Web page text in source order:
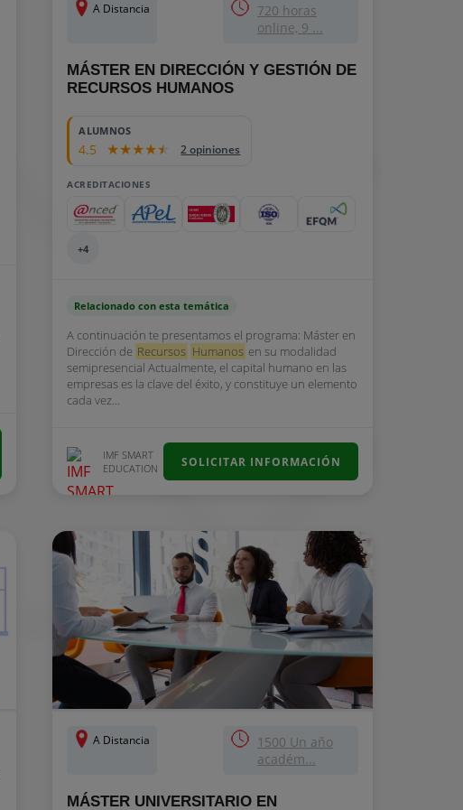
A Distancia
720 horas
online, 9 ...
MÁSTER EN DIRECCIÓN Y GESTIÓN DE
RECURSOS HUMANOS
ALUMNOS
4.5 2 opiniones
ACREDITACIONES
+4
Relacionado con esta temática
A continuación te presentamos el programa: Máster en
Dirección de Recursos Humanos en su modalidad
semipresencial Actualmente, el capital humano en las
empresas es la clave del éxito, y constituye un elemento
cada vez...
IMF SMART
EDUCATION
SOLICITAR INFORMACIÓN
A Distancia
1500 Un año
académ...
MÁSTER UNIVERSITARIO EN